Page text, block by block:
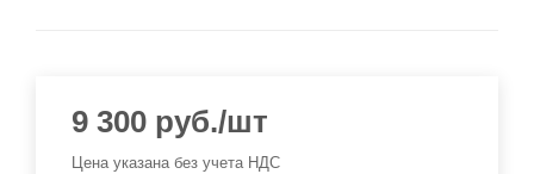
9 300 руб./шт
Цена указана без учета НДС